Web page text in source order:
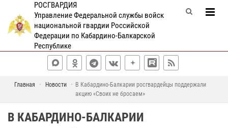
РОСГВАРДИЯ
Управление Федеральной службы войск
национальной гвардии Российской
Федерации по Кабардино-Балкарской
Республике
Главная Новости
В Кабардино-Балкарии росгвардейцы поддержали
акцию «Своих не бросаем»
В КАБАРДИНО-БАЛКАРИИ